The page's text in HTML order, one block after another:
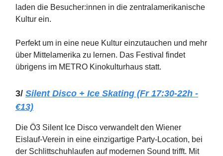
laden die Besucher:innen in die zentralamerikanische
Kultur ein.
Perfekt um in eine neue Kultur einzutauchen und mehr
über Mittelamerika zu lernen. Das Festival findet
übrigens im METRO Kinokulturhaus statt.
3/ Silent Disco + Ice Skating (Fr 17:30-22h -
€13)
Die Ö3 Silent Ice Disco verwandelt den Wiener
Eislauf-Verein in eine einzigartige Party-Location, bei
der Schlittschuhlaufen auf modernen Sound trifft. Mit